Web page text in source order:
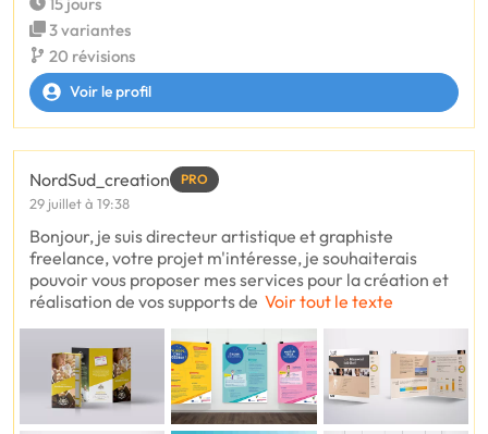
3 variantes
20 révisions
Voir le profil
NordSud_creation PRO
29 juillet à 19:38
Bonjour, je suis directeur artistique et graphiste
freelance, votre projet m'intéresse, je souhaiterais
pouvoir vous proposer mes services pour la création et
réalisation de vos supports de Voir tout le texte